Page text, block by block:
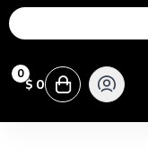
0 0 $